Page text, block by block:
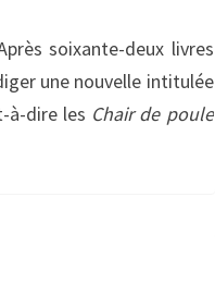
soixante-deux livres
une nouvelle intitulée
à-dire les Chair de poule